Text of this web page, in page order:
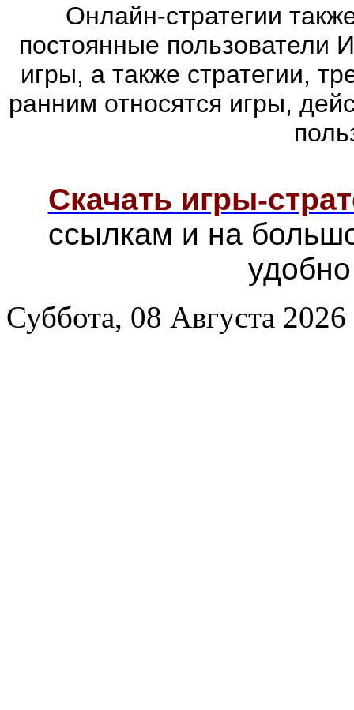
Онлайн-стратегии
постоянные пользователи
игры, а также стратегии,
ранним относятся игры,
Скачать игры-
ссылкам и на
Суббота, 08 Августа 2026